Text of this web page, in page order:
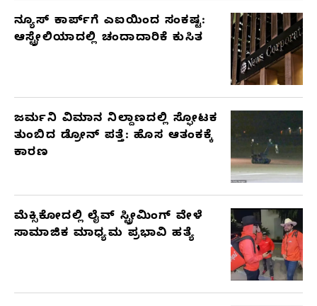
ನ್ಯೂಸ್ ಕಾರ್ಪ್‌ಗೆ ಎಐಯಿಂದ ಸಂಕಷ್ಟ:
ಆಸ್ಟ್ರೇಲಿಯಾದಲ್ಲಿ ಚಂದಾದಾರಿಕೆ ಕುಸಿತ
ಜರ್ಮನಿ ವಿಮಾನ ನಿಲ್ದಾಣದಲ್ಲಿ ಸ್ಫೋಟಕ
ತುಂಬಿದ ಡ್ರೋನ್ ಪತ್ತೆ: ಹೊಸ ಆತಂಕಕ್ಕೆ
ಕಾರಣ
ಮೆಕ್ಸಿಕೋದಲ್ಲಿ ಲೈವ್ ಸ್ಟ್ರೀಮಿಂಗ್ ವೇಳೆ
ಸಾಮಾಜಿಕ ಮಾಧ್ಯಮ ಪ್ರಭಾವಿ ಹತ್ಯೆ